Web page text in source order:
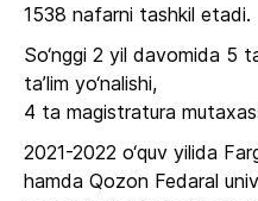
1538 nafarni tashkil etadi.
So‘nggi 2 yil davomida 5
ta’lim yo‘nalishi,
4 ta magistratura
2021-2022 o‘quv yilida
hamda Qozon Fedaral